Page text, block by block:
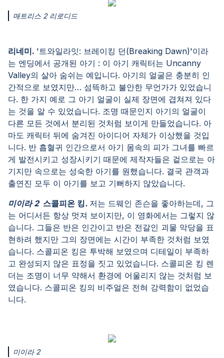
매트리스 2 리로디드
리네미. '트와일라잇: 브레이킹 던(Breaking Dawn)'이라
는 엔딩에서 공개된 아기 : 이 아기 캐릭터는 Uncanny
Valley의 살아 숨쉬는 예입니다. 아기의 얼굴은 충분히 인
간적으로 보였지만… 섬뜩하고 불안한 무언가가 있었습니
다. 한 가지 예로 그 아기 얼굴이 실제 장면에 겹쳐져 있다
는 것을 알 수 있었습니다. 조명 때문인지 아기의 얼굴이
다른 모든 것에서 분리된 것처럼 보이게 만들었습니다. 아
마도 캐릭터 뒤에 숨겨진 아이디어 자체가 이상했을 것입
니다. 반 흡혈귀 인간으로서 아기 몸속의 피가 그녀를 빠르
게 발전시키고 성장시키기 때문에 제작자들은 겉으로는 아
기지만 속으로는 성숙한 아기를 원했습니다. 결국 관객과
출연진 모두 이 아기를 보고 기뻐하지 않았습니다.
미이라 2스콜피온 킹. 저는 드웨인 존슨을 좋아하는데, 그
는 어디서든 항상 멋져 보이지만, 이 영화에서는 그렇지 않
습니다. 그들은 반은 인간이고 반은 전갈인 괴물 악당을 표
현하려 했지만 그의 장면에는 시간이 부족한 것처럼 보였
습니다. 스콜피온 킹은 투박해 보였으며 디테일이 부족하
고 완성되지 않은 표정을 짓고 있었습니다. 스콜피온 킹 렌
더는 조명이 너무 약해서 환경에 어울리지 않는 것처럼 보
였습니다. 스콜피온 킹의 비주얼은 전혀 강력함이 없었습
니다.
미이라 2